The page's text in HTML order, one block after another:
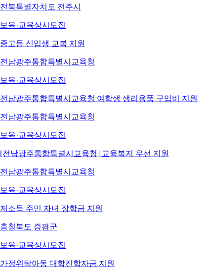
전북특별자치도 전주시
보육·교육상시모집
중고등 신입생 교복 지원
전남광주통합특별시교육청
보육·교육상시모집
전남광주통합특별시교육청 여학생 생리용품 구입비 지원
전남광주통합특별시교육청
보육·교육상시모집
[전남광주통합특별시교육청] 교육복지 우선 지원
전남광주통합특별시교육청
보육·교육상시모집
저소득 주민 자녀 장학금 지원
충청북도 증평군
보육·교육상시모집
가정위탁아동 대학진학자금 지원